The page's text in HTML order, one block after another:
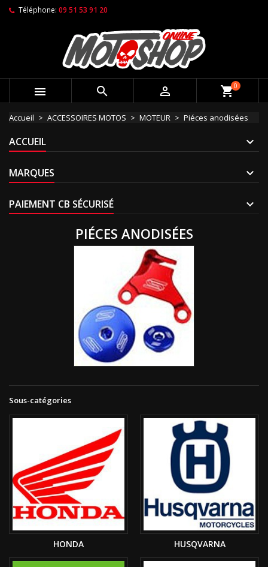
Téléphone: 09 51 53 91 20
   shopping_cart0
Accueil ACCESSOIRES MOTOS MOTEUR Piéces anodisées
ACCUEIL
MARQUES
PAIEMENT CB SÉCURISÉ
PIÉCES ANODISÉES
Sous-catégories
HONDA HUSQVARNA